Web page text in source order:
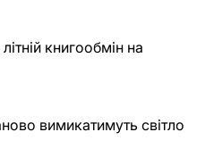
книгообмін на
вимикатимуть світло